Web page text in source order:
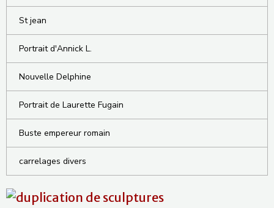
St jean
Portrait d'Annick L.
Nouvelle Delphine
Portrait de Laurette Fugain
Buste empereur romain
carrelages divers